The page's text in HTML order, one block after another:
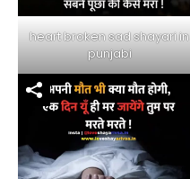
heart broken sad shayari in
punjabi